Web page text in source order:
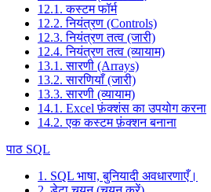
12.1. कस्टम फॉर्म
12.2. नियंत्रण (Controls)
12.3. नियंत्रण तत्व (जारी)
12.4. नियंत्रण तत्व (व्यायाम)
13.1. सारणी (Arrays)
13.2. सारणियाँ (जारी)
13.3. सारणी (व्यायाम)
14.1. Excel फ़ंक्शंस का उपयोग करना
14.2. एक कस्टम फ़ंक्शन बनाना
पाठ SQL
1. SQL भाषा, बुनियादी अवधारणाएँ।